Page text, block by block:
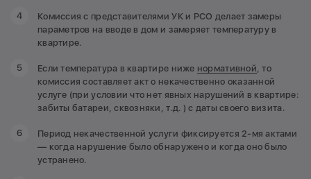
Комиссия с представителями УК и РСО делает замеры
параметров на вводе в дом и замеряет температуру в
квартире.
Если температура в квартире ниже нормативной, то
комиссия составляет акт о некачественно оказанной
услуге (при условии что нет явных нарушений в квартире:
забиты батареи, сквозняки, т.д. ) с даты своего визита.
Период некачественной услуги фиксируется 2-мя актами
— когда нарушение было обнаружено и когда оно было
устранено.